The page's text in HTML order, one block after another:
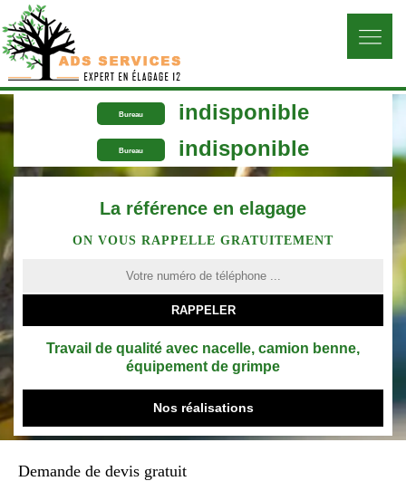
Bureau indisponible
Bureau indisponible
La référence en elagage
ON VOUS RAPPELLE GRATUITEMENT
Travail de qualité avec nacelle, camion benne,
équipement de grimpe
Nos réalisations
Demande de devis gratuit